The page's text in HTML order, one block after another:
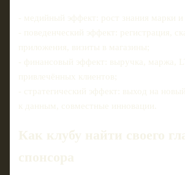
- медийный эффект: рост знания марки и
- поведенческий эффект: регистрация,
приложения, визиты в магазины;
- финансовый эффект: выручка, маржа,
привлечённых клиентов;
- стратегический эффект: выход на новый
к данным, совместные инновации.
Как клубу найти своего
спонсора